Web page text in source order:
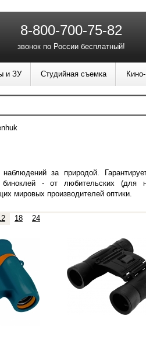
за природой.
- от любительских (для
мировых производителей оптики.
18 24
8-800-700-75-82
звонок по России бесплатный!
и ЗУ Студийная съемка